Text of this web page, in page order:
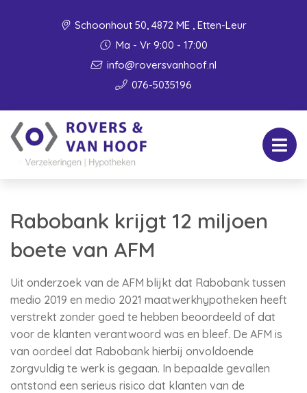
Schoonhout 50, 4872 ME , Etten-Leur
Ma - Vr 9:00 - 17:00
info@roversvanhoof.nl
076-5035196
Rabobank krijgt 12 miljoen
boete van AFM
Uit onderzoek van de AFM blijkt dat Rabobank tussen
medio 2019 en medio 2021 maatwerkhypotheken heeft
verstrekt zonder goed te hebben beoordeeld of dat
voor de klanten verantwoord was en bleef. De AFM is
van oordeel dat Rabobank hierbij onvoldoende
zorgvuldig te werk is gegaan. In bepaalde gevallen
ontstond een serieus risico dat klanten van de